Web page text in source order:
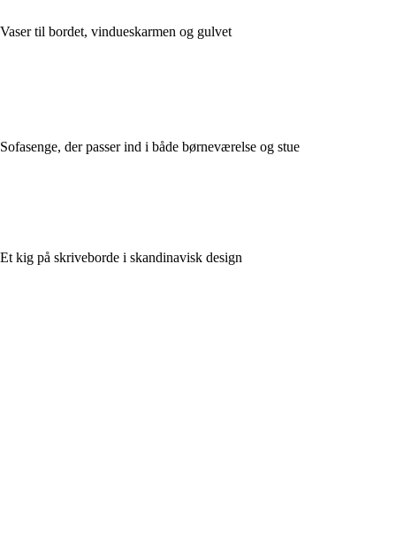
Vaser til bordet, vindueskarmen og gulvet
Sofasenge, der passer ind i både børneværelse og stue
Et kig på skriveborde i skandinavisk design